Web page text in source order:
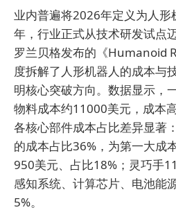
业内普遍将2026年定义为人形
年，行业正式从技术研发试点
罗兰贝格发布的《Humanoid
度拆解了人形机器人的成本与
明核心突破方向。数据显示，
物料成本约11000美元，成本
各核心部件成本占比差异显著
的成本占比36%，为第一大成
950美元、占比18%；灵巧手
感知系统、计算芯片、电池能
5%。